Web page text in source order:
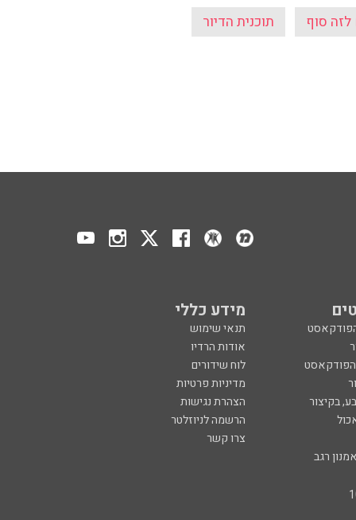
סוף תוכנית הדיור
מידע כללי
תנאי שימוש
אודות הרדיו
הפודקאסט
לוח שידורים
מדיניות פרטיות
בקיצור
הצהרת נגישות
הרשמה לניוזלטר
צרו קשר
רגב